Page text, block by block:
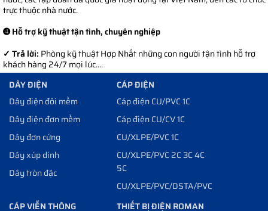
trực thuộc nhà nước.
➍ Hỗ trợ kỹ thuật tận tình, chuyên nghiệp
✓ Trả lời: Phòng kỹ thuật Hợp Nhất những con người tận tình hỗ trợ
khách hàng 24/7 mọi lúc....
DÂY ĐIỆN
Dây điện đôi mềm
Dây điện đơn mềm
Dây đơn cứng
Dây xúp dính
Dây tròn đặc
CÁP ĐIỆN
Cáp điện CU/PVC 1C
Cáp điện CU/CV 1C
CU/XLPE/PVC 1C
CU/XLPE/PVC 2C 3C 4C
5C
CU/XLPE/PVC/DSTA/PVC
CÁP VIỄN THÔNG
THIẾT BỊ ĐIỆN ROMAN